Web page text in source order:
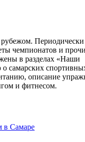
рубежом. Периодически
чемпионатов и
в разделах «Наши
самарских
описание
и фитнесом.